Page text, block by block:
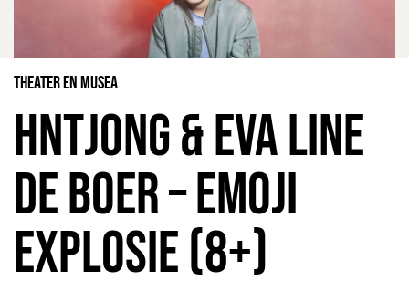
Theater en Musea
HNTjong & Eva Line
de Boer – Emoji
Explosie (8+)